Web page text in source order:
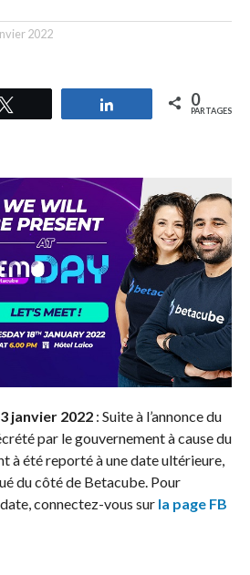
2022
Partagez 0
PARTAGES
janvier 2022: Suite à l’annonce du
par le gouvernement à cause du
à été reporté à une date ultérieure,
du côté de Betacube. Pour
connectez-vous sur la page FB